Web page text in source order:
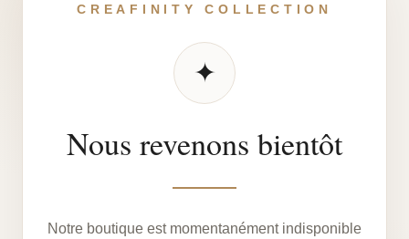
CREAFINITY COLLECTION
✦
Nous revenons bientôt
Notre boutique est momentanément indisponible